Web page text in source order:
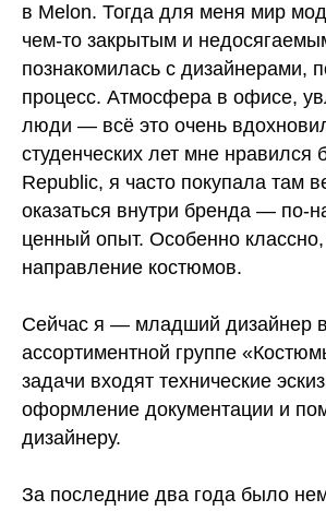
в Melon. Тогда для меня мир
чем‑то закрытым и
познакомилась с дизайнерами,
процесс. Атмосфера в офисе,
люди — всё это очень
студенческих лет мне нравился
Republic, я часто покупала там
оказаться внутри бренда —
ценный опыт. Особенно
направление костюмов.
Сейчас я — младший дизайнер в
ассортиментной группе
задачи входят технические
оформление документации и
дизайнеру.
За последние два года было